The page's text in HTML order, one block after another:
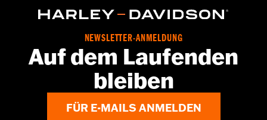
WARNUNG:Batteriepole, -klemmen und dazugehöriges
die dem Staat Kalifornien als krebserregend und
Geburtsschäden verursachend bekannt sind.
NOTIZEN:Motorradbatterien werden nach den strengen
Anforderungen von Harley-Davidson® gebaut und
genau getestet. Die Kapazitäten von H-D® AGM-
und Tests des Battery Council International bestimmt.
NEWSLETTER-ANMELDUNG
Auf dem Laufenden
bleiben
FÜR E-MAILS ANMELDEN